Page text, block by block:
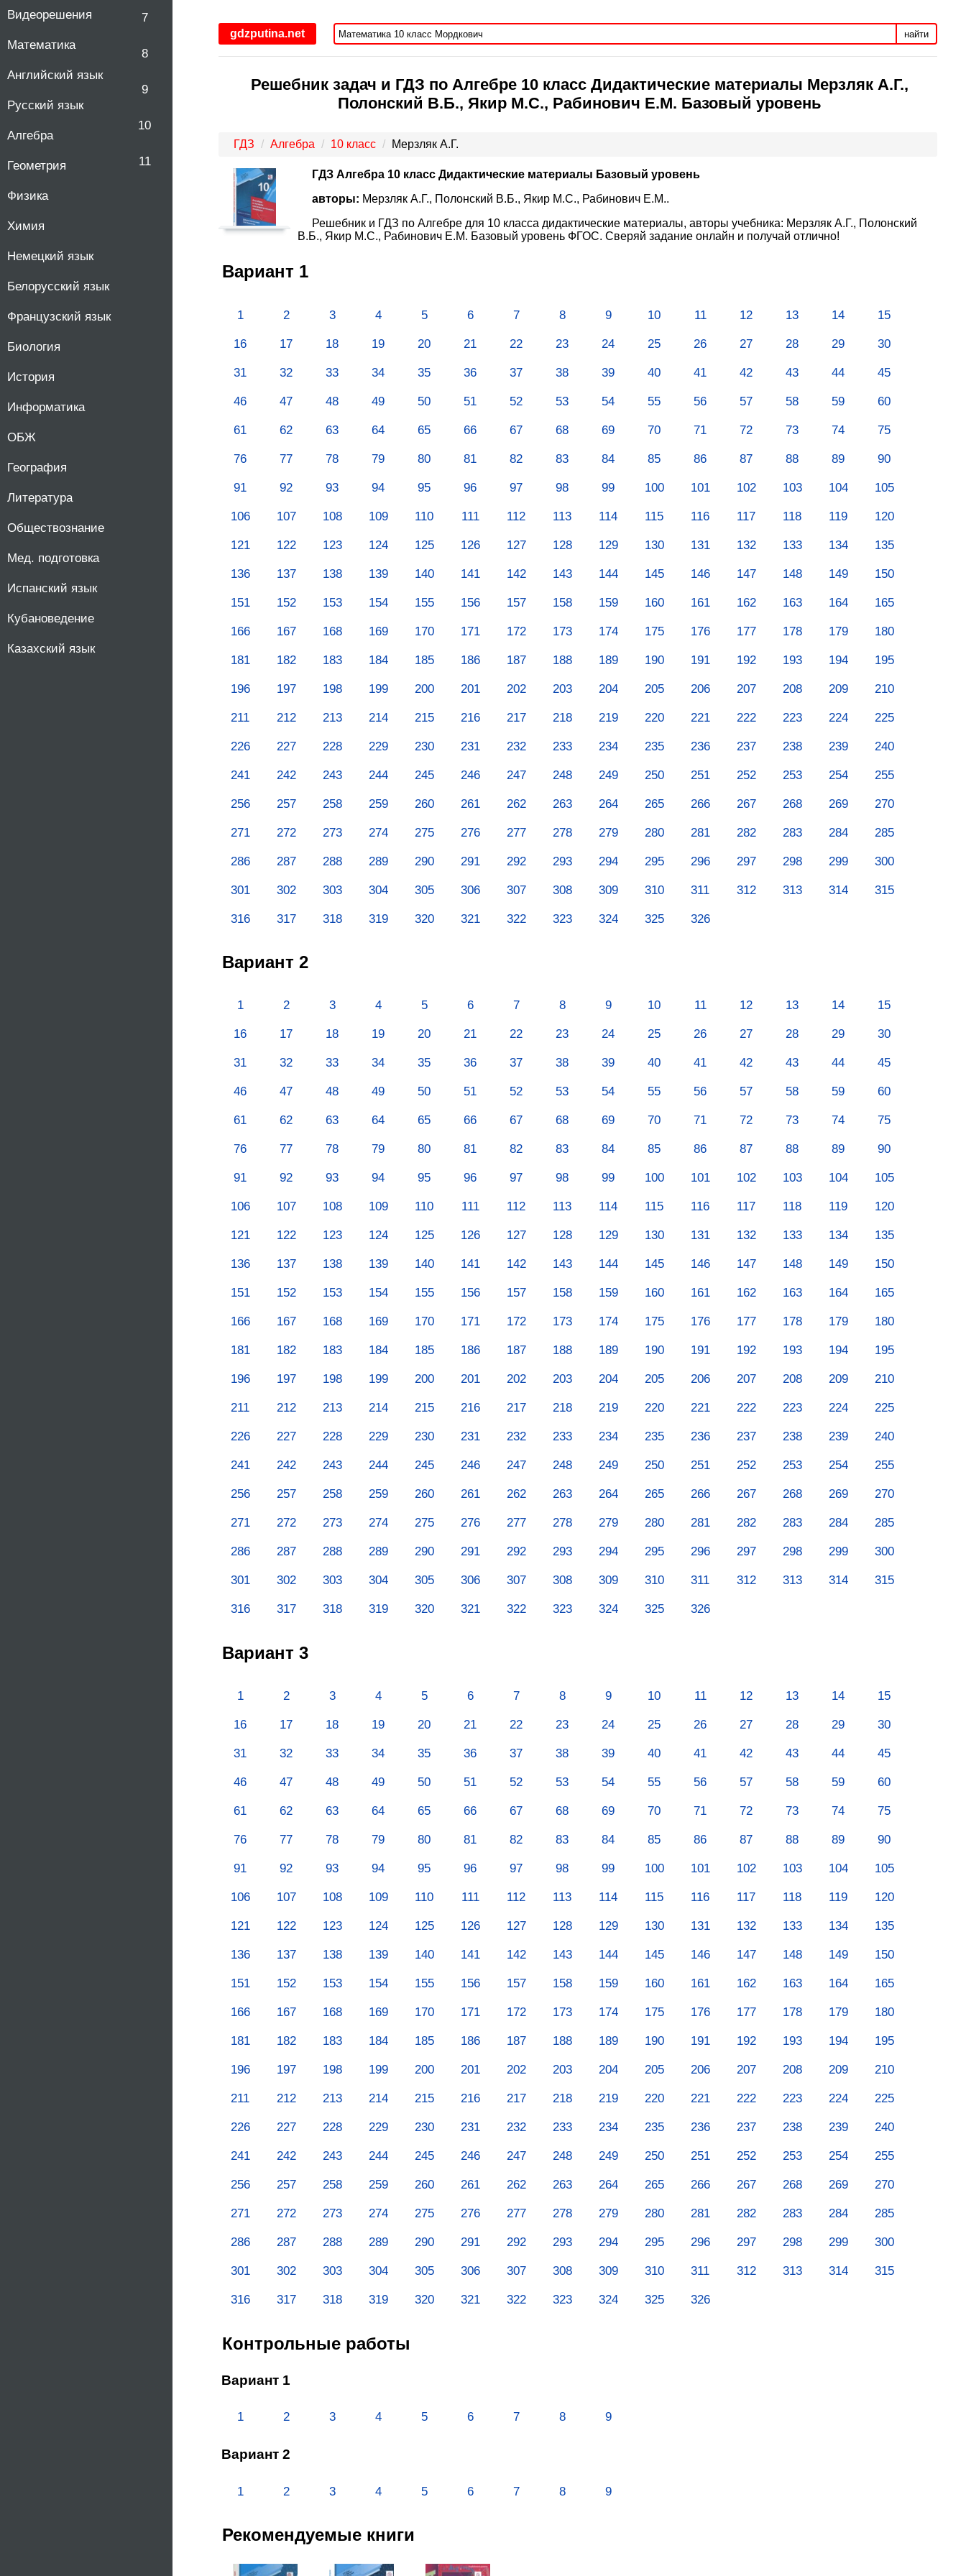
Видеорешения
Математика
Английский язык
Русский язык
Алгебра
Геометрия
Физика
Химия
Немецкий язык
Белорусский язык
Французский язык
Биология
История
Информатика
ОБЖ
География
Литература
Обществознание
Мед. подготовка
Испанский язык
Кубановедение
Казахский язык
7
8
9
10
11
gdzputina.net найти
Решебник задач и ГДЗ по Алгебре 10 класс Дидактические материалы Мерзляк А.Г.,
Полонский В.Б., Якир М.С., Рабинович Е.М. Базовый уровень
ГДЗ Алгебра 10 класс Мерзляк А.Г.
ГДЗ Алгебра 10 класс Дидактические материалы Базовый уровень
авторы: Мерзляк А.Г., Полонский В.Б., Якир М.С., Рабинович Е.М..
Решебник и ГДЗ по Алгебре для 10 класса дидактические материалы, авторы учебника: Мерзляк А.Г., Полонский
В.Б., Якир М.С., Рабинович Е.М. Базовый уровень ФГОС. Сверяй задание онлайн и получай отлично!
Вариант 1
1 2 3 4 5 6 7 8 9 10 11 12 13 14 15
16 17 18 19 20 21 22 23 24 25 26 27 28 29 30
31 32 33 34 35 36 37 38 39 40 41 42 43 44 45
46 47 48 49 50 51 52 53 54 55 56 57 58 59 60
61 62 63 64 65 66 67 68 69 70 71 72 73 74 75
76 77 78 79 80 81 82 83 84 85 86 87 88 89 90
91 92 93 94 95 96 97 98 99 100 101 102 103 104 105
106 107 108 109 110 111 112 113 114 115 116 117 118 119 120
121 122 123 124 125 126 127 128 129 130 131 132 133 134 135
136 137 138 139 140 141 142 143 144 145 146 147 148 149 150
151 152 153 154 155 156 157 158 159 160 161 162 163 164 165
166 167 168 169 170 171 172 173 174 175 176 177 178 179 180
181 182 183 184 185 186 187 188 189 190 191 192 193 194 195
196 197 198 199 200 201 202 203 204 205 206 207 208 209 210
211 212 213 214 215 216 217 218 219 220 221 222 223 224 225
226 227 228 229 230 231 232 233 234 235 236 237 238 239 240
241 242 243 244 245 246 247 248 249 250 251 252 253 254 255
256 257 258 259 260 261 262 263 264 265 266 267 268 269 270
271 272 273 274 275 276 277 278 279 280 281 282 283 284 285
286 287 288 289 290 291 292 293 294 295 296 297 298 299 300
301 302 303 304 305 306 307 308 309 310 311 312 313 314 315
316 317 318 319 320 321 322 323 324 325 326
Вариант 2
1 2 3 4 5 6 7 8 9 10 11 12 13 14 15
16 17 18 19 20 21 22 23 24 25 26 27 28 29 30
31 32 33 34 35 36 37 38 39 40 41 42 43 44 45
46 47 48 49 50 51 52 53 54 55 56 57 58 59 60
61 62 63 64 65 66 67 68 69 70 71 72 73 74 75
76 77 78 79 80 81 82 83 84 85 86 87 88 89 90
91 92 93 94 95 96 97 98 99 100 101 102 103 104 105
106 107 108 109 110 111 112 113 114 115 116 117 118 119 120
121 122 123 124 125 126 127 128 129 130 131 132 133 134 135
136 137 138 139 140 141 142 143 144 145 146 147 148 149 150
151 152 153 154 155 156 157 158 159 160 161 162 163 164 165
166 167 168 169 170 171 172 173 174 175 176 177 178 179 180
181 182 183 184 185 186 187 188 189 190 191 192 193 194 195
196 197 198 199 200 201 202 203 204 205 206 207 208 209 210
211 212 213 214 215 216 217 218 219 220 221 222 223 224 225
226 227 228 229 230 231 232 233 234 235 236 237 238 239 240
241 242 243 244 245 246 247 248 249 250 251 252 253 254 255
256 257 258 259 260 261 262 263 264 265 266 267 268 269 270
271 272 273 274 275 276 277 278 279 280 281 282 283 284 285
286 287 288 289 290 291 292 293 294 295 296 297 298 299 300
301 302 303 304 305 306 307 308 309 310 311 312 313 314 315
316 317 318 319 320 321 322 323 324 325 326
Вариант 3
1 2 3 4 5 6 7 8 9 10 11 12 13 14 15
16 17 18 19 20 21 22 23 24 25 26 27 28 29 30
31 32 33 34 35 36 37 38 39 40 41 42 43 44 45
46 47 48 49 50 51 52 53 54 55 56 57 58 59 60
61 62 63 64 65 66 67 68 69 70 71 72 73 74 75
76 77 78 79 80 81 82 83 84 85 86 87 88 89 90
91 92 93 94 95 96 97 98 99 100 101 102 103 104 105
106 107 108 109 110 111 112 113 114 115 116 117 118 119 120
121 122 123 124 125 126 127 128 129 130 131 132 133 134 135
136 137 138 139 140 141 142 143 144 145 146 147 148 149 150
151 152 153 154 155 156 157 158 159 160 161 162 163 164 165
166 167 168 169 170 171 172 173 174 175 176 177 178 179 180
181 182 183 184 185 186 187 188 189 190 191 192 193 194 195
196 197 198 199 200 201 202 203 204 205 206 207 208 209 210
211 212 213 214 215 216 217 218 219 220 221 222 223 224 225
226 227 228 229 230 231 232 233 234 235 236 237 238 239 240
241 242 243 244 245 246 247 248 249 250 251 252 253 254 255
256 257 258 259 260 261 262 263 264 265 266 267 268 269 270
271 272 273 274 275 276 277 278 279 280 281 282 283 284 285
286 287 288 289 290 291 292 293 294 295 296 297 298 299 300
301 302 303 304 305 306 307 308 309 310 311 312 313 314 315
316 317 318 319 320 321 322 323 324 325 326
Контрольные работы
Вариант 1
1 2 3 4 5 6 7 8 9
Вариант 2
1 2 3 4 5 6 7 8 9
Рекомендуемые книги